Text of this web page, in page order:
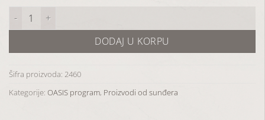
OASIS Florette Medi količina
DODAJ U KORPU
Šifra proizvoda: 2460
Kategorije: OASIS program, Proizvodi od sunđera